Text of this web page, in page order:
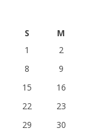
S
M
1
2
8
9
15
16
22
23
29
30